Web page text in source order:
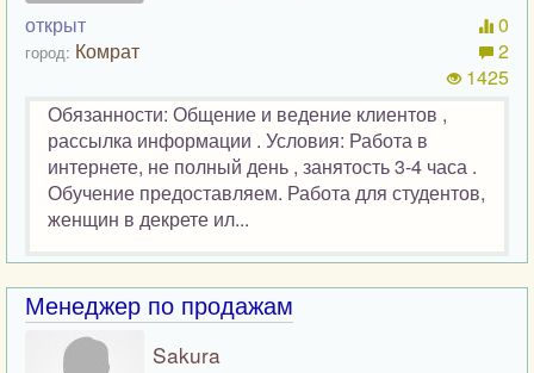
открыт
город: Комрат
0
2
1425
Обязанности: Общение и ведение клиентов ,
рассылка информации . Условия: Работа в
интернете, не полный день , занятость 3-4 часа .
Обучение предоставляем. Работа для студентов,
женщин в декрете ил...
Менеджер по продажам
Sakura